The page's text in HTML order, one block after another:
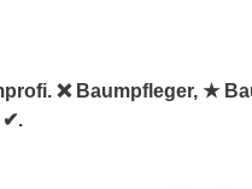
❌ Baumpfleger,
✔.